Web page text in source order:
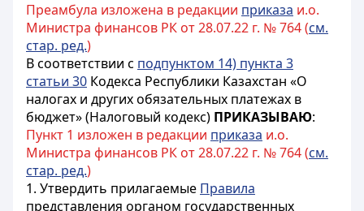
Преамбула изложена в редакции приказа и.о.
Министра финансов РК от 28.07.22 г. № 764 (см.
стар. ред.)
В соответствии с подпунктом 14) пункта 3
статьи 30 Кодекса Республики Казахстан «О
налогах и других обязательных платежах в
бюджет» (Налоговый кодекс) ПРИКАЗЫВАЮ:
Пункт 1 изложен в редакции приказа и.о.
Министра финансов РК от 28.07.22 г. № 764 (см.
стар. ред.)
1. Утвердить прилагаемые Правила
представления органом государственных